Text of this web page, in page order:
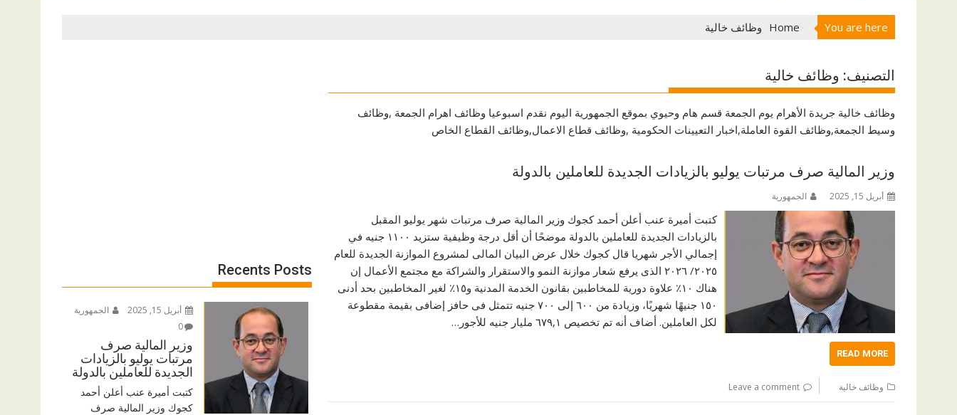
You are here
Home وظائف خالية
التصنيف: وظائف خالية
وظائف خالية جريدة الأهرام يوم الجمعة قسم هام وحيوي بموقع الجمهورية اليوم نقدم اسبوعيا وظائف اهرام الجمعة ,وظائف
وسيط الجمعة,وظائف القوة العاملة,اخبار التعيينات الحكومية ,وظائف قطاع الاعمال,وظائف القطاع الخاص
وزير المالية صرف مرتبات يوليو بالزيادات الجديدة للعاملين بالدولة
أبريل 15, 2025 الجمهورية
كتبت أميرة عنب أعلن أحمد كجوك وزير المالية صرف مرتبات شهر يوليو المقبل
بالزيادات الجديدة للعاملين بالدولة موضحًا أن أقل درجة وظيفية ستزيد ١١٠٠ جنيه في
إجمالي الأجر شهريا قال كجوك خلال عرض البيان المالى لمشروع الموازنة الجديدة للعام
٢٠٢٥/ ٢٠٢٦ الذى يرفع شعار موازنة النمو والاستقرار والشراكة مع مجتمع الأعمال إن
هناك ١٠٪ علاوة دورية للمخاطبين بقانون الخدمة المدنية و١٥٪ لغير المخاطبين بحد أدنى
١٥٠ جنيهًا شهريًا، وزيادة من ٦٠٠ إلى ٧٠٠ جنيه تتمثل فى حافز إضافى بقيمة مقطوعة
لكل العاملين. أضاف أنه تم تخصيص ٦٧٩,١ مليار جنيه للأجور…
READ MORE
وظائف خالية Leave a comment
Recents Posts
أبريل 15, 2025
الجمهورية
0
وزير المالية صرف
مرتبات يوليو بالزيادات
الجديدة للعاملين بالدولة
كتبت أميرة عنب أعلن أحمد
كجوك وزير المالية صرف